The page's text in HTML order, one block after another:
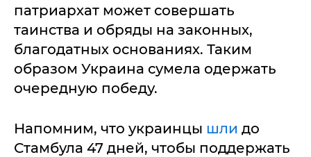
патриархат может совершать
таинства и обряды на законных,
благодатных основаниях. Таким
образом Украина сумела одержать
очередную победу.
Напомним, что украинцы шли до
Стамбула 47 дней, чтобы поддержать